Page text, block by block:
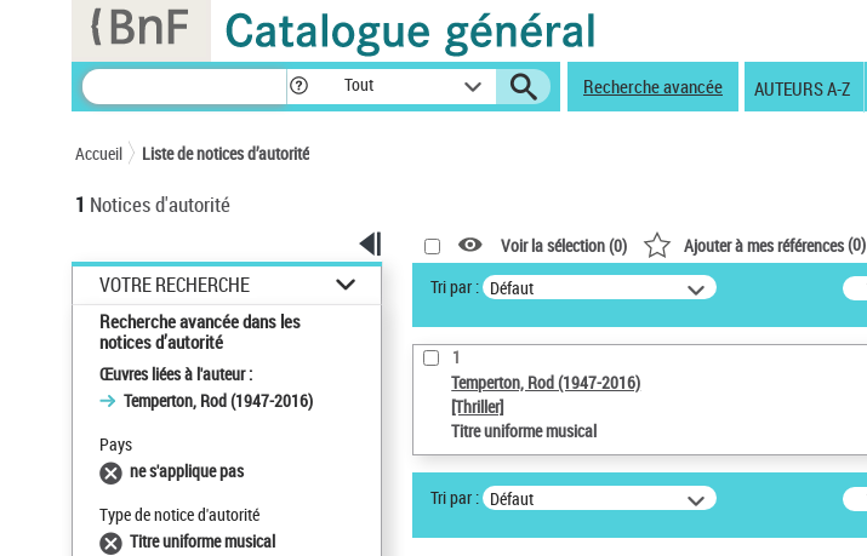
Tout Recherche avancée AUTEURS A-Z
Accueil Liste de notices d’autorité
1 Notices d'autorité
VOTRE RECHERCHE
Recherche avancée dans les
notices d’autorité
Œuvres liées à l'auteur :
Temperton, Rod (1947-2016)
Pays
ne s'applique pas
Type de notice d'autorité
Titre uniforme musical
Voir la sélection (0) Ajouter à mes références(0)
Tri par : Défaut
1
Temperton, Rod (1947-2016)
[Thriller]
Titre uniforme musical
Tri par : Défaut
Panneau de gestion des cookies